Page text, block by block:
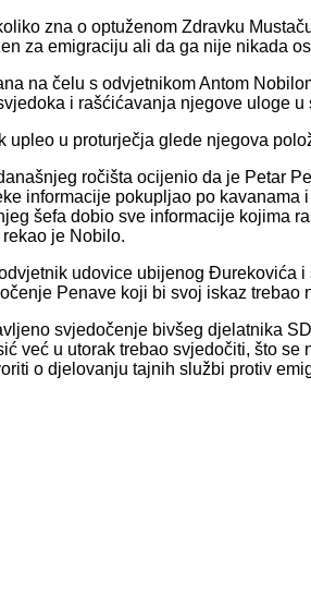
zna o optuženom Zdravku
za emigraciju ali da ga nije nikada
na čelu s odvjetnikom Antom
i rašćićavanja njegove uloge
upleo u proturječja glede njegova
ročišta ocijenio da je Petar
informacije pokupljao po kavanama
šefa dobio sve informacije kojima
je Nobilo.
udovice ubijenog Đurekovića
Penave koji bi svoj iskaz trebao
svjedočenje bivšeg djelatnika
već u utorak trebao svjedočiti, što
o djelovanju tajnih službi protiv